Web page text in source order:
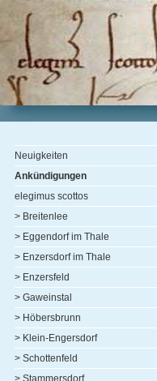
Neuigkeiten
Ankündigungen
elegimus scottos
> Breitenlee
> Eggendorf im Thale
> Enzersdorf im Thale
> Enzersfeld
> Gaweinstal
> Höbersbrunn
> Klein-Engersdorf
> Schottenfeld
> Stammersdorf